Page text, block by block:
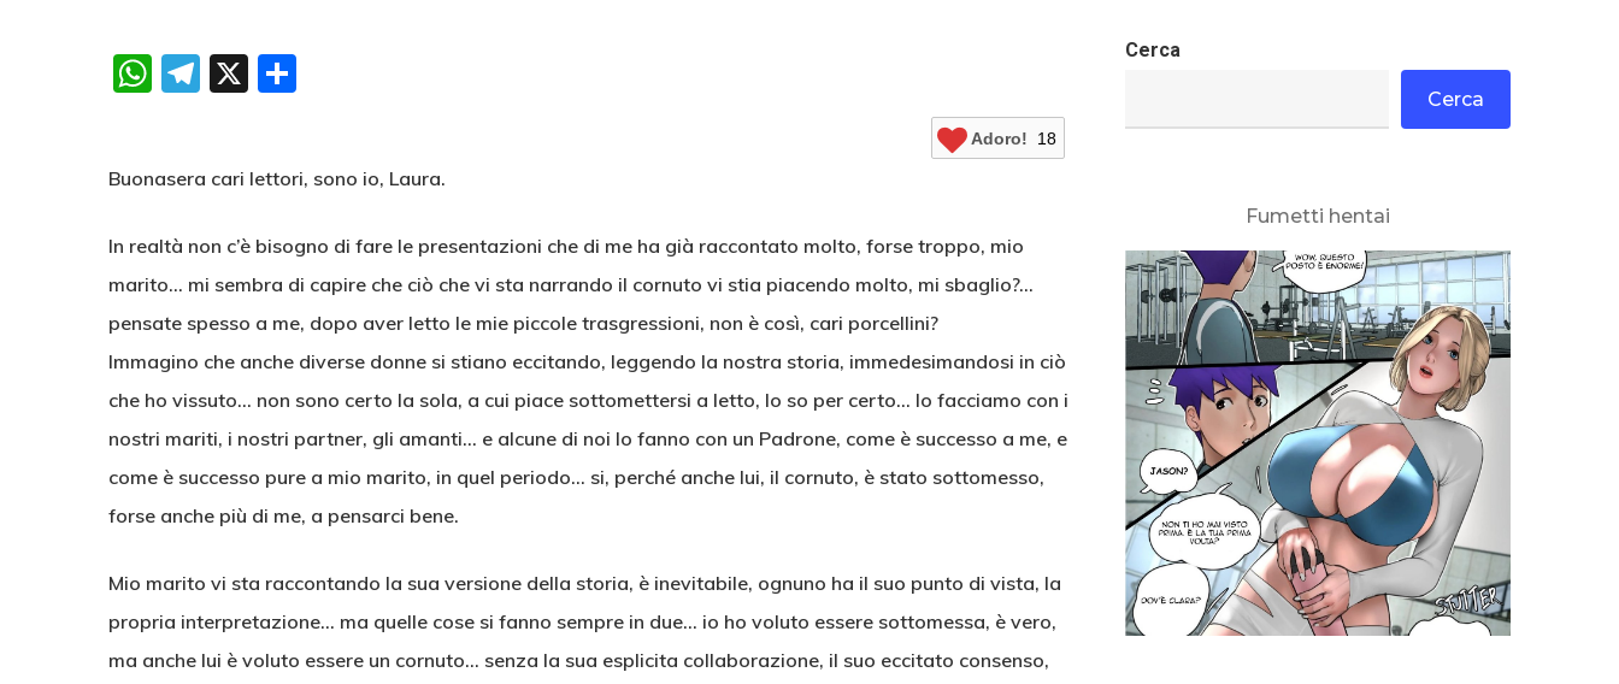
WhatsApp
Telegram
X
Adoro! 18
Buonasera cari lettori, sono io, Laura.
In realtà non c’è bisogno di fare le presentazioni che di me ha già raccontato molto, forse troppo, mio
marito… mi sembra di capire che ciò che vi sta narrando il cornuto vi stia piacendo molto, mi sbaglio?…
pensate spesso a me, dopo aver letto le mie piccole trasgressioni, non è così, cari porcellini?
Immagino che anche diverse donne si stiano eccitando, leggendo la nostra storia, immedesimandosi in ciò
che ho vissuto… non sono certo la sola, a cui piace sottomettersi a letto, lo so per certo… lo facciamo con i
nostri mariti, i nostri partner, gli amanti… e alcune di noi lo fanno con un Padrone, come è successo a me, e
come è successo pure a mio marito, in quel periodo… si, perché anche lui, il cornuto, è stato sottomesso,
forse anche più di me, a pensarci bene.
Mio marito vi sta raccontando la sua versione della storia, è inevitabile, ognuno ha il suo punto di vista, la
propria interpretazione… ma quelle cose si fanno sempre in due… io ho voluto essere sottomessa, è vero,
ma anche lui è voluto essere un cornuto… senza la sua esplicita collaborazione, il suo eccitato consenso,
Cerca
Cerca
Fumetti hentai